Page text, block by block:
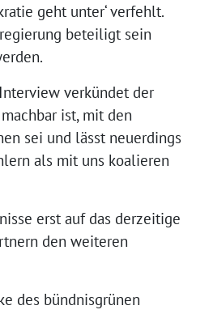
geht unter‘ verfehlt.
beteiligt sein
verkündet der
ist, mit den
sei und lässt neuerdings
als mit uns koalieren
erst auf das derzeitige
den weiteren
des bündnisgrünen